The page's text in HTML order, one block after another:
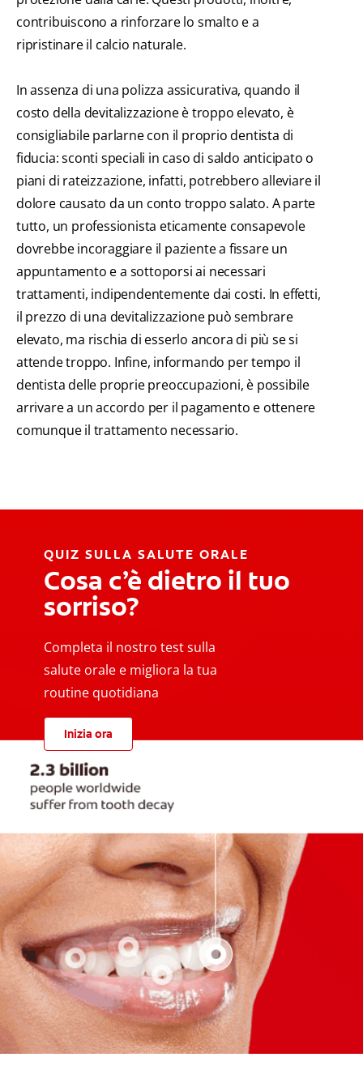
contribuiscono a rinforzare lo smalto e a
ripristinare il calcio naturale.
In assenza di una polizza assicurativa, quando il
costo della devitalizzazione è troppo elevato, è
consigliabile parlarne con il proprio dentista di
fiducia: sconti speciali in caso di saldo anticipato o
piani di rateizzazione, infatti, potrebbero alleviare il
dolore causato da un conto troppo salato. A parte
tutto, un professionista eticamente consapevole
dovrebbe incoraggiare il paziente a fissare un
appuntamento e a sottoporsi ai necessari
trattamenti, indipendentemente dai costi. In effetti,
il prezzo di una devitalizzazione può sembrare
elevato, ma rischia di esserlo ancora di più se si
attende troppo. Infine, informando per tempo il
dentista delle proprie preoccupazioni, è possibile
arrivare a un accordo per il pagamento e ottenere
comunque il trattamento necessario.
QUIZ SULLA SALUTE ORALE
Cosa c’è dietro il tuo
sorriso?
Completa il nostro test sulla
salute orale e migliora la tua
routine quotidiana
Inizia ora